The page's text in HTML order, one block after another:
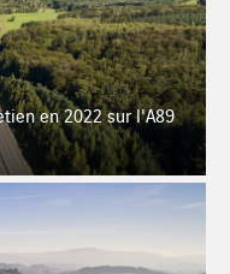
en 2022 sur l'A89